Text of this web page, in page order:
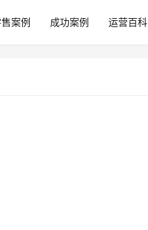
案例 成功案例 运营百科